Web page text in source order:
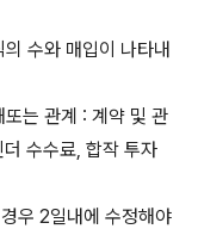
수와 매입이 나타내
는 관계 : 계약 및 관
수수료, 합작 투자
우 2일내에 수정해야